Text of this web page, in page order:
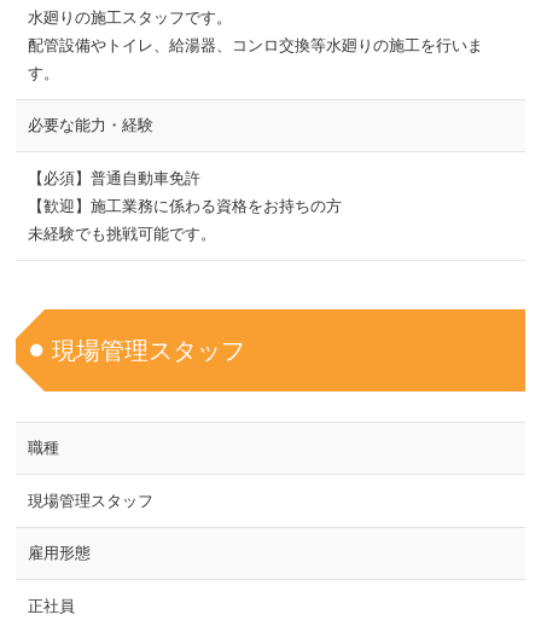
水廻りの施工スタッフです。
配管設備やトイレ、給湯器、コンロ交換等水廻りの施工を行いま
す。
必要な能力・経験
【必須】普通自動車免許
【歓迎】施工業務に係わる資格をお持ちの方
未経験でも挑戦可能です。
現場管理スタッフ
職種
現場管理スタッフ
雇用形態
正社員